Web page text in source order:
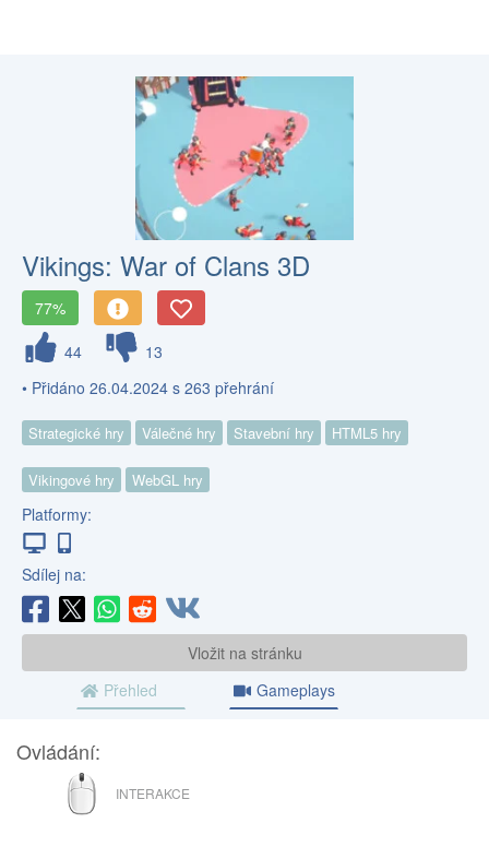
Vikings: War of Clans 3D
77%
44
13
• Přidáno 26.04.2024 s 263 přehrání
Strategické hry Válečné hry Stavební hry HTML5 hry
Vikingové hry WebGL hry
Platformy:
Sdílej na:
Vložit na stránku
Přehled
Gameplays
Ovládání:
MYŠ
INTERAKCE